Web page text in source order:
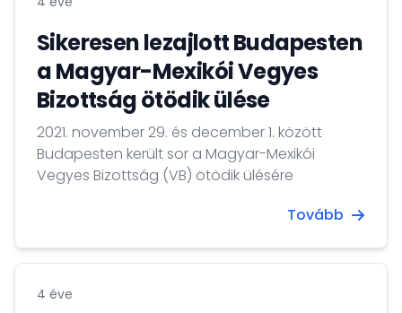
Sikeresen lezajlott Budapesten
a Magyar-Mexikói Vegyes
Bizottság ötödik ülése
2021. november 29. és december 1. között
Budapesten került sor a Magyar-Mexikói
Vegyes Bizottság (VB) ötödik ülésére
Tovább
4 éve